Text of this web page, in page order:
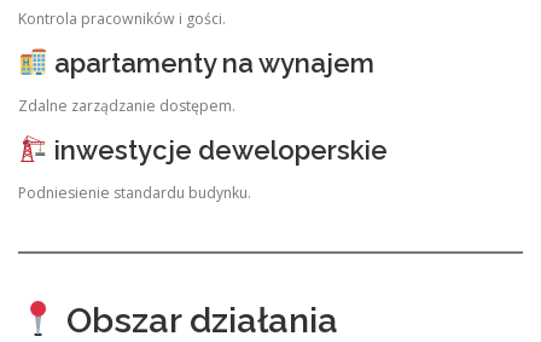
Kontrola pracowników i gości.
apartamenty na wynajem
Zdalne zarządzanie dostępem.
inwestycje deweloperskie
Podniesienie standardu budynku.
Obszar działania